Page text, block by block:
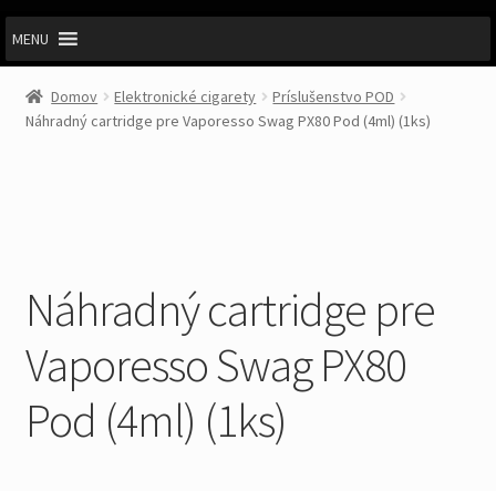
MENU
Domov Elektronické cigarety
Príslušenstvo POD
Náhradný cartridge pre Vaporesso Swag PX80 Pod (4ml) (1ks)
Náhradný cartridge pre
Vaporesso Swag PX80
Pod (4ml) (1ks)